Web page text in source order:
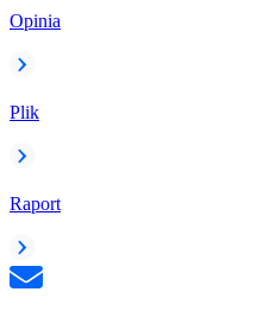
Opinia
Plik
Raport